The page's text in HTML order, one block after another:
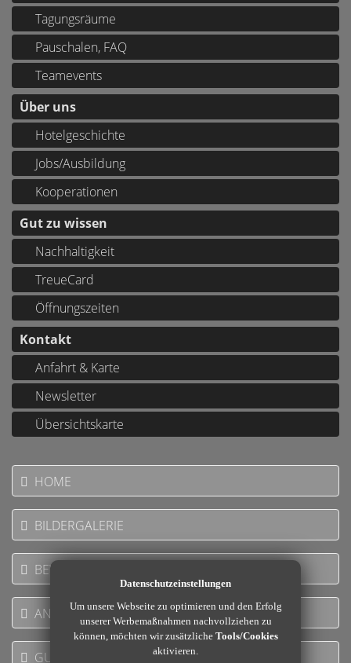
Tagungsräume
Pauschalen, FAQ
Teamevents
Über uns
Hotelgeschichte
Jobs/Ausbildung
Kooperationen
Gut zu wissen
Nachhaltigkeit
TreueCard
Öffnungszeiten
Kontakt
Anfahrt & Karte
Newsletter
Übersichtskarte
HOME
BILDERGALERIE
BEWERTUNGEN
ANGEBOTE
GUTSCHEINE
Datenschutzeinstellungen
Um unsere Webseite zu optimieren und den Erfolg
unserer Werbemaßnahmen nachvollziehen zu
können, möchten wir zusätzliche Tools/Cookies
aktivieren.